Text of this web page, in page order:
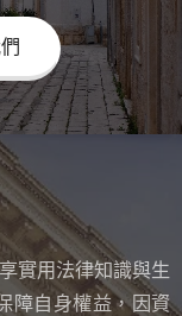
實用法律知識與生
障自身權益，因資